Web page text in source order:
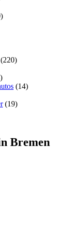
(220)
(14)
(19)
Bremen